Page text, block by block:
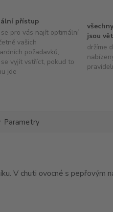
přístup
se pro vás najít optimální
vašich
požadavků,
se vyjít vstříct, pokud to
jde
jsou
držíme
Parametry
V chuti ovocné s pepřovým